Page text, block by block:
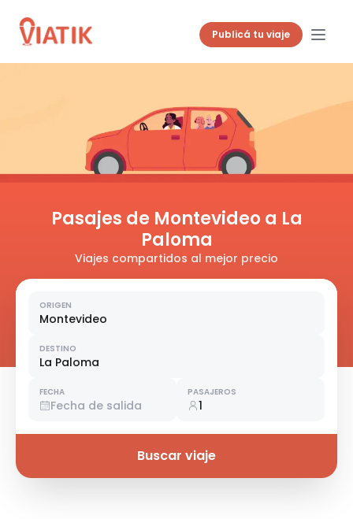
Publicá tu viaje
Pasajes de Montevideo a La
Paloma
Viajes compartidos al mejor precio
ORIGEN
Montevideo
DESTINO
La Paloma
FECHA
Fecha de salida
PASAJEROS
1
Buscar viaje